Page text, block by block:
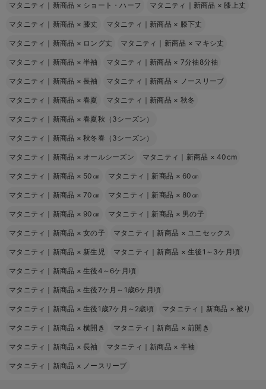
マタニティ｜新商品 × ショート・ハーフ マタニティ｜新商品 × 膝上丈
マタニティ｜新商品 × 膝丈 マタニティ｜新商品 × 膝下丈
マタニティ｜新商品 × ロング丈 マタニティ｜新商品 × マキシ丈
マタニティ｜新商品 ×半袖 マタニティ｜新商品 × 7分袖8分袖
マタニティ｜新商品 ×長袖 マタニティ｜新商品 × ノースリーブ
マタニティ｜新商品 ×春夏 マタニティ｜新商品 × 秋冬
マタニティ｜新商品 ×春夏秋（3シーズン）
マタニティ｜新商品 ×秋冬春（3シーズン）
マタニティ｜新商品 × オールシーズン マタニティ｜新商品 ×40cm
マタニティ｜新商品 × 50㎝ マタニティ｜新商品 × 60㎝
マタニティ｜新商品 ×70㎝ マタニティ｜新商品 × 80㎝
マタニティ｜新商品 × 90㎝ マタニティ｜新商品 × 男の子
マタニティ｜新商品 ×女の子 マタニティ｜新商品 ×ユニセックス
マタニティ｜新商品 × 新生児 マタニティ｜新商品 ×生後1～3ケ月頃
マタニティ｜新商品 ×生後4～6ケ月頃
マタニティ｜新商品 ×生後7ケ月～1歳6ケ月頃
マタニティ｜新商品 ×生後1歳7ケ月～2歳頃 マタニティ｜新商品 ×被り
マタニティ｜新商品 ×横開き マタニティ｜新商品 ×前開き
マタニティ｜新商品 ×長袖 マタニティ｜新商品 × 半袖
マタニティ｜新商品 × ノースリーブ